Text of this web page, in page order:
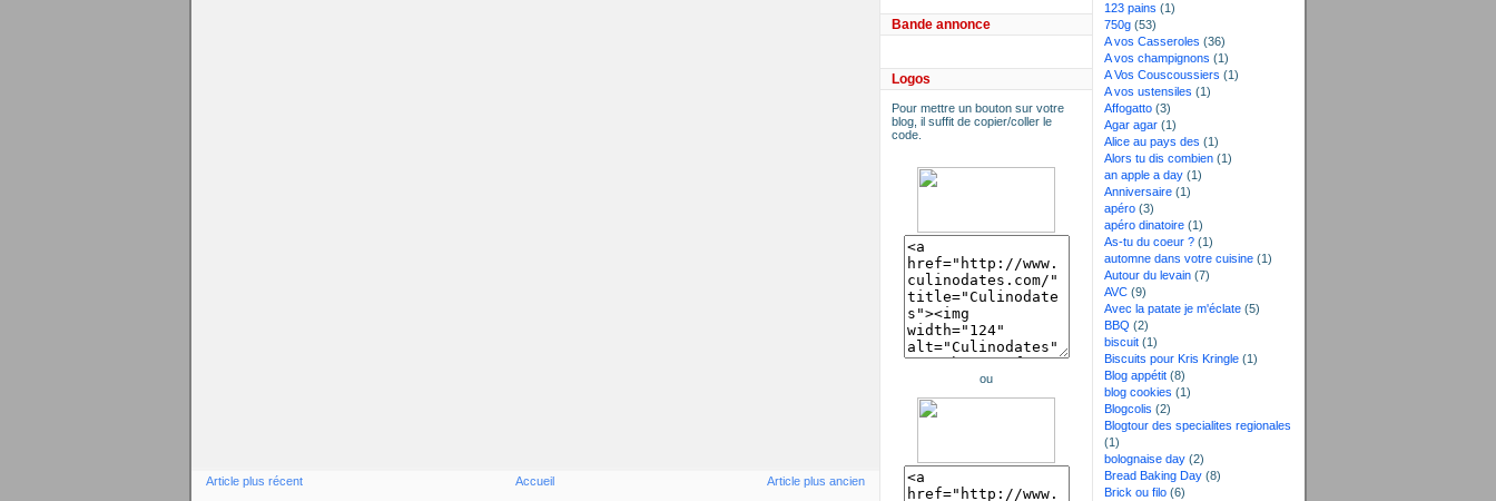
Article plus récent Article plus ancien
Accueil
Bande annonce
Logos
Pour mettre un bouton sur votre
blog, il suffit de copier/coller le
code.
ou
123 pains (1)
750g (53)
A vos Casseroles (36)
A vos champignons (1)
A Vos Couscoussiers (1)
A vos ustensiles (1)
Affogatto (3)
Agar agar (1)
Alice au pays des (1)
Alors tu dis combien (1)
an apple a day (1)
Anniversaire (1)
apéro (3)
apéro dinatoire (1)
As-tu du coeur ? (1)
automne dans votre cuisine (1)
Autour du levain (7)
AVC (9)
Avec la patate je m'éclate (5)
BBQ (2)
biscuit (1)
Biscuits pour Kris Kringle (1)
Blog appétit (8)
blog cookies (1)
Blogcolis (2)
Blogtour des specialites regionales
(1)
bolognaise day (2)
Bread Baking Day (8)
Brick ou filo (6)